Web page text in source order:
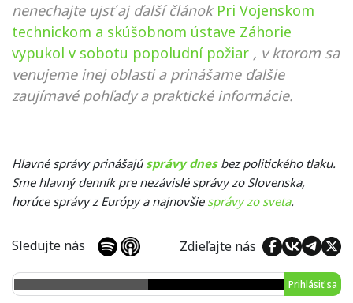
nenechajte ujsť aj ďalší článok Pri Vojenskom
technickom a skúšobnom ústave Záhorie
vypukol v sobotu popoludní požiar , v ktorom sa
venujeme inej oblasti a prinášame ďalšie
zaujímavé pohľady a praktické informácie.
Hlavné správy prinášajú správy dnesbez politického tlaku.
Sme hlavný denník pre nezávislé správy zo Slovenska,
horúce správy z Európy a najnovšie správy zo sveta.
Sledujte nás Zdieľajte nás
Prihlásiť sa